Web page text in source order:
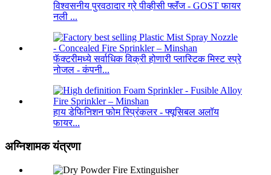
विश्वसनीय पुरवठादार ग्रे पीव्हीसी फ्लॅंज - GOST फायर
नली ...
फॅक्टरीमध्ये सर्वाधिक विक्री होणारी प्लास्टिक मिस्ट स्प्रे
नोजल - कंपनी...
हाय डेफिनिशन फोम स्प्रिंकलर - फ्यूसिबल अलॉय
फायर...
अग्निशामक यंत्रणा